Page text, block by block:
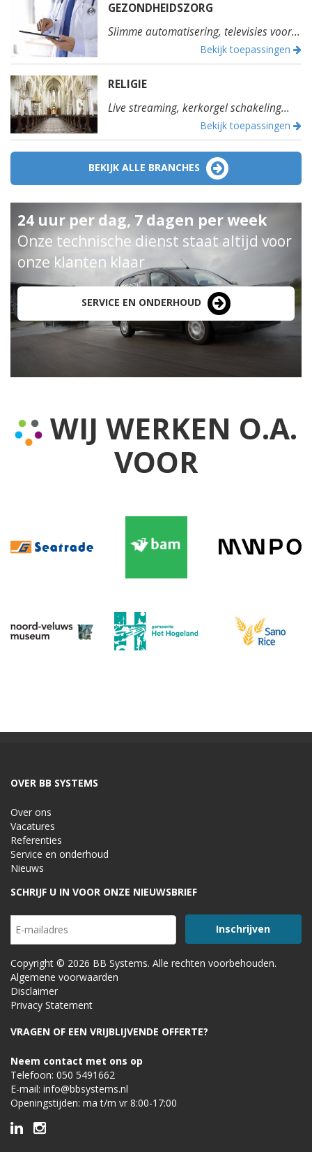
GEZONDHEIDSZORG
Slimme automatisering, televisies voor...
Bekijk toepassingen
RELIGIE
Live streaming, kerkorgel schakeling...
Bekijk toepassingen
BEKIJK ALLE BRANCHES
24 uur per dag, 7 dagen per week
Onze technische dienst staat altijd voor
onze klanten klaar
SERVICE EN ONDERHOUD
WIJ WERKEN O.A.
VOOR
OVER BB SYSTEMS
Over ons
Vacatures
Referenties
Service en onderhoud
Nieuws
SCHRIJF U IN VOOR ONZE NIEUWSBRIEF
Copyright © 2026 BB Systems. Alle rechten voorbehouden.
Algemene voorwaarden
Disclaimer
Privacy Statement
VRAGEN OF EEN VRIJBLIJVENDE OFFERTE?
Neem contact met ons op
Telefoon: 050 5491662
E-mail: info@bbsystems.nl
Openingstijden: ma t/m vr 8:00-17:00